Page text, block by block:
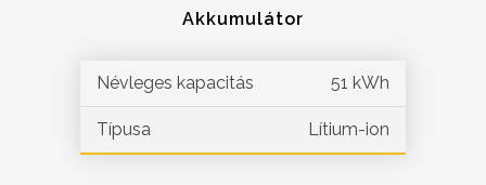
Akkumulátor
Névleges kapacitás 51 kWh
Típusa Lítium-ion